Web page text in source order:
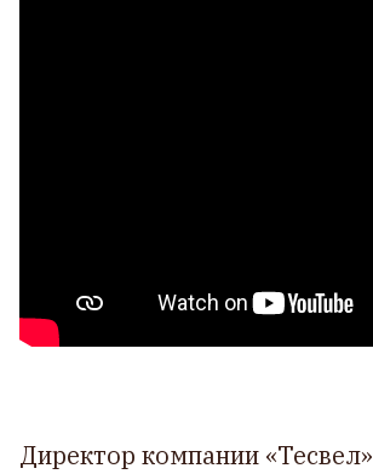
Директор компании «Тесвел»